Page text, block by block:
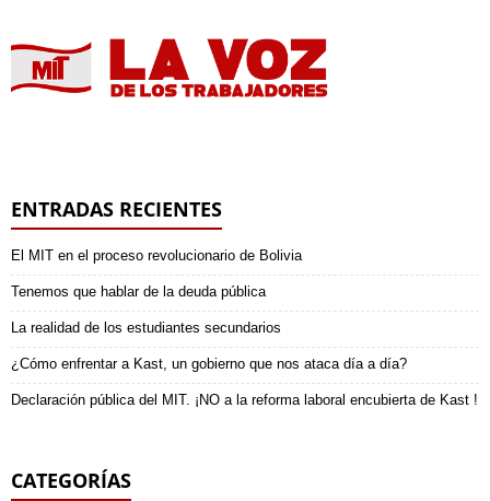
ENTRADAS RECIENTES
El MIT en el proceso revolucionario de Bolivia
Tenemos que hablar de la deuda pública
La realidad de los estudiantes secundarios
¿Cómo enfrentar a Kast, un gobierno que nos ataca día a día?
Declaración pública del MIT. ¡NO a la reforma laboral encubierta de Kast !
CATEGORÍAS